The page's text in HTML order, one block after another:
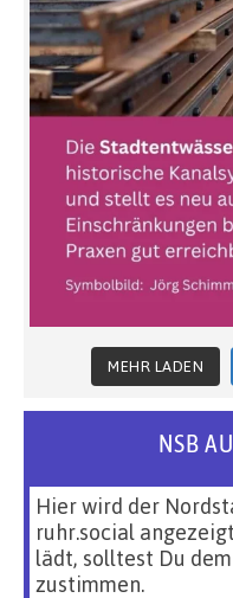
MEHR LADEN
NSB
Hier wird der
ruhr.social
lädt, solltest Du
zustimmen.